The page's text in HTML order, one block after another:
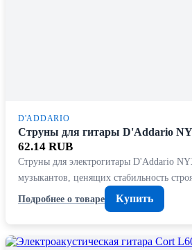
D'ADDARIO
Струны для гитары D'Addario
62.14 RUB
Струны для электрогитары D'Addario
музыкантов, ценящих стабильность
Подробнее о товаре
Купить